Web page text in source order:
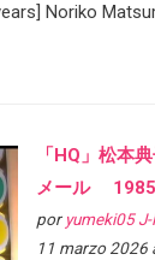
Noriko
「HQ」松本
メール
por yumeki05
11 marzo 2026